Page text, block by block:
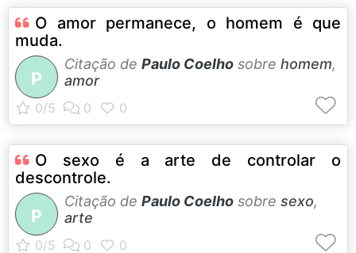
O amor permanece, o homem é que
muda.
P
Citação de Paulo Coelho sobre homem,
amor
O sexo é a arte de controlar o
descontrole.
P
Citação de Paulo Coelho sobre sexo,
arte